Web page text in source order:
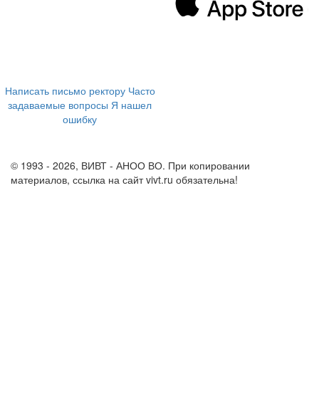
Написать письмо ректору Часто
задаваемые вопросы Я нашел
ошибку
© 1993 - 2026, ВИВТ - АНОО ВО. При копировании
материалов, ссылка на сайт vivt.ru обязательна!